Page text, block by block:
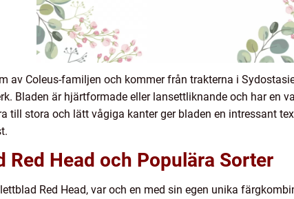
av Coleus-familjen och kommer från trakterna i
Bladen är hjärtformade eller lansettliknande och har en
till stora och lätt vågiga kanter ger bladen en intressant
Red Head och Populära Sorter
Red Head, var och en med sin egen unika